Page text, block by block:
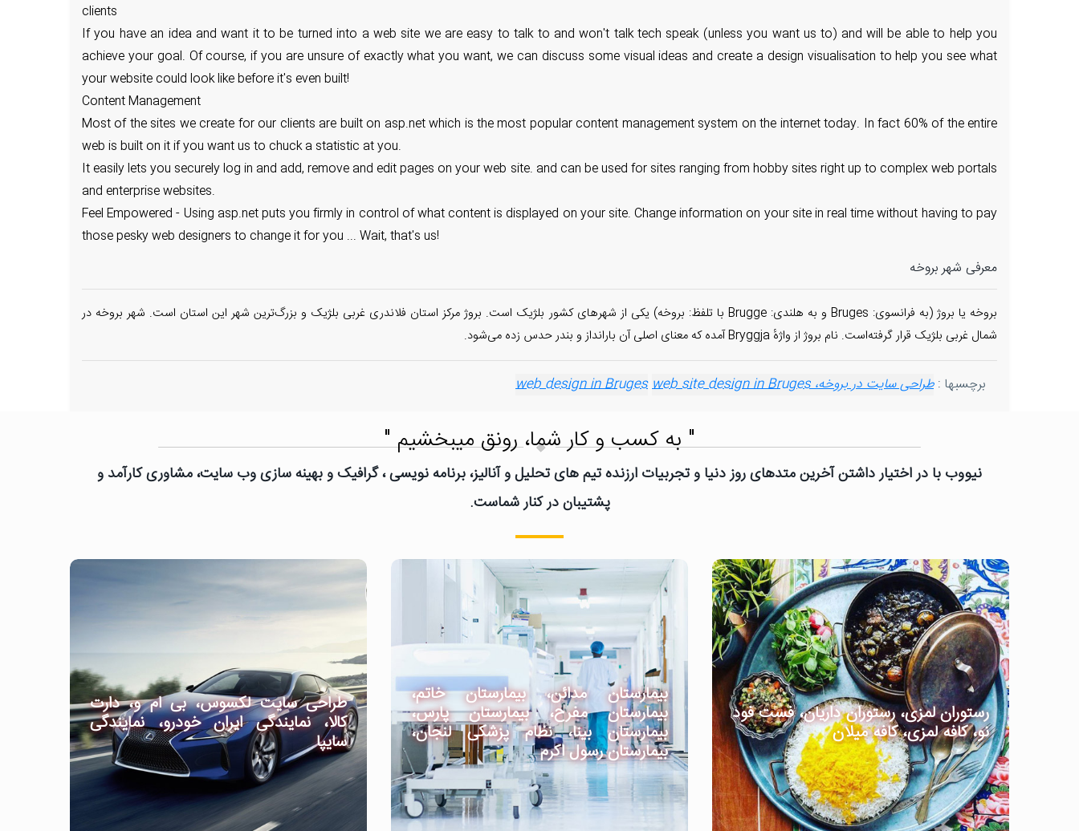
clients
If you have an idea and want it to be turned into a web site we are easy to talk to and won't talk tech speak (unless you want us to) and will be able to help you
achieve your goal. Of course, if you are unsure of exactly what you want, we can discuss some visual ideas and create a design visualisation to help you see what
your website could look like before it's even built!
Content Management
Most of the sites we create for our clients are built on asp.net which is the most popular content management system on the internet today. In fact 60% of the entire
web is built on it if you want us to chuck a statistic at you.
It easily lets you securely log in and add, remove and edit pages on your web site. and can be used for sites ranging from hobby sites right up to complex web portals
and enterprise websites.
Feel Empowered - Using asp.net puts you firmly in control of what content is displayed on your site. Change information on your site in real time without having to pay
those pesky web designers to change it for you ... Wait, that's us!
معرفی شهر بروخه
بروخه یا بروژ (به فرانسوی: Bruges و به هلندی: Brugge با تلفظ: بروخه) یکی از شهرهای کشور بلژیک است. بروژ مرکز استان فلاندری غربی بلژیک و بزرگ‌ترین شهر این استان است. شهر بروخه در
شمال غربی بلژیک قرار گرفته‌است. نام بروژ از واژهٔ Bryggja آمده که معنای اصلی آن بارانداز و بندر حدس زده می‌شود.
برچسبها :طراحی سایت در بروخه، web design in Brugesweb site design in Bruges
" به کسب و کار شما، رونق میبخشیم "
نیووب با در اختیار داشتن آخرین متدهای روز دنیا و تجربیات ارزنده تیم های تحلیل و آنالیز، برنامه نویسی ، گرافیک و بهینه سازی وب سایت، مشاوری کارآمد و
پشتیبان در کنار شماست.
طراحی سایت لکسوس، بی ام و، دارت
کالا، نمایندگی ایران خودرو، نمایندگی
سایپا
بیمارستان مدائن، بیمارستان خاتم،
بیمارستان مفرح، بیمارستان پارس،
بیمارستان بینا، نظام پزشکی لنجان،
بیمارستان رسول اکرم
رستوران لمزی، رستوران داریان، فست فود
نو، کافه لمزی، کافه میلان